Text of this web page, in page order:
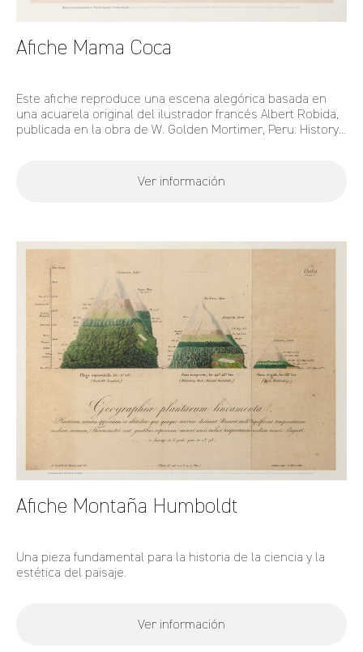
Afiche Mama Coca
Este afiche reproduce una escena alegórica basada en
una acuarela original del ilustrador francés Albert Robida,
publicada en la obra de W. Golden Mortimer, Peru: History
Ver información
Afiche Montaña Humboldt
Una pieza fundamental para la historia de la ciencia y la
estética del paisaje.
Ver información